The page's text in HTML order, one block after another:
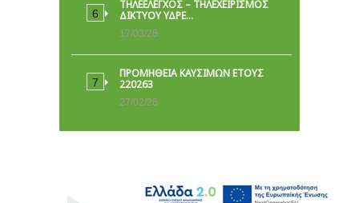
ΤΗΛΕΕΛΕΓΧΟΣ – ΤΗΛΕΧΕΙΡΙΣΜΟΣ
ΔΙΚΤΥΟΥ ΥΔΡΕ…
17/03/26
ΠΡΟΜΗΘΕΙΑ ΚΑΥΣΙΜΩΝ ΕΤΟΥΣ
220263
27/02/26